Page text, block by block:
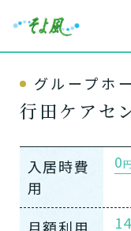
グループホ
行田ケアセ
入居時費
用
0